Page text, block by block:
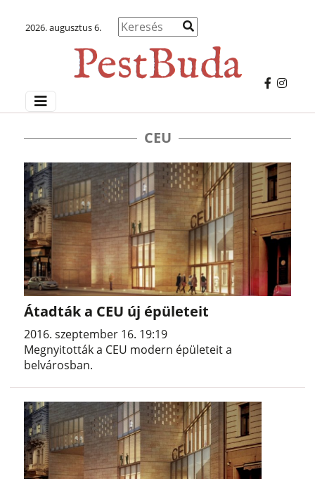
2026. augusztus 6.
CEU
Átadták a CEU új épületeit
2016. szeptember 16. 19:19
Megnyitották a CEU modern épületeit a
belvárosban.